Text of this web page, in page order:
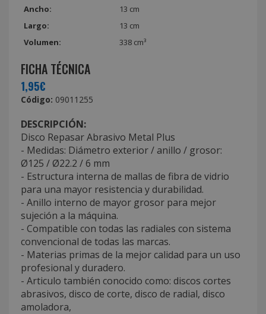
Ancho:
13 cm
Largo:
13 cm
Volumen:
338 cm³
FICHA TÉCNICA
1,95€
Código: 09011255
DESCRIPCIÓN:
Disco Repasar Abrasivo Metal Plus
- Medidas: Diámetro exterior / anillo / grosor:
Ø125 / Ø22.2 / 6 mm
- Estructura interna de mallas de fibra de vidrio
para una mayor resistencia y durabilidad.
- Anillo interno de mayor grosor para mejor
sujeción a la máquina.
- Compatible con todas las radiales con sistema
convencional de todas las marcas.
- Materias primas de la mejor calidad para un uso
profesional y duradero.
- Articulo también conocido como: discos cortes
abrasivos, disco de corte, disco de radial, disco
amoladora,